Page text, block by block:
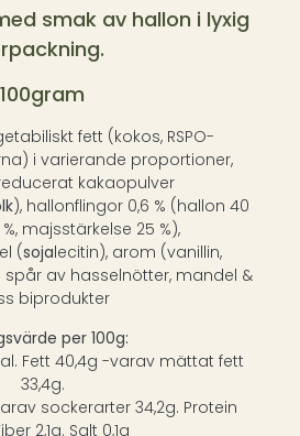
smak av hallon i lyxig
100gram
fett (kokos, RSPO-
i varierande proportioner,
kakaopulver
), hallonflingor 0,6 % (hallon 40
majsstärkelse 25 %),
(sojalecitin), arom (vanillin,
spår av hasselnötter, mandel &
biprodukter
per 100g:
Fett 40,4g -varav mättat fett
33,4g.
sockerarter 34,2g. Protein
2,1g. Salt 0,1g